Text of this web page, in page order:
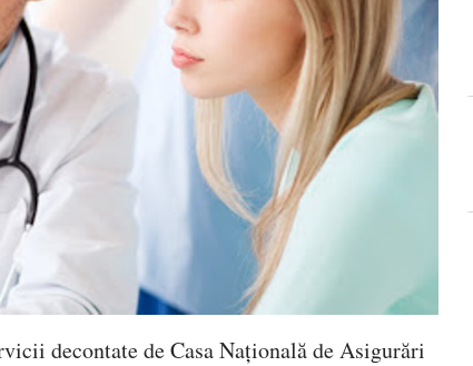
decontate de Casa Națională de Asigurări